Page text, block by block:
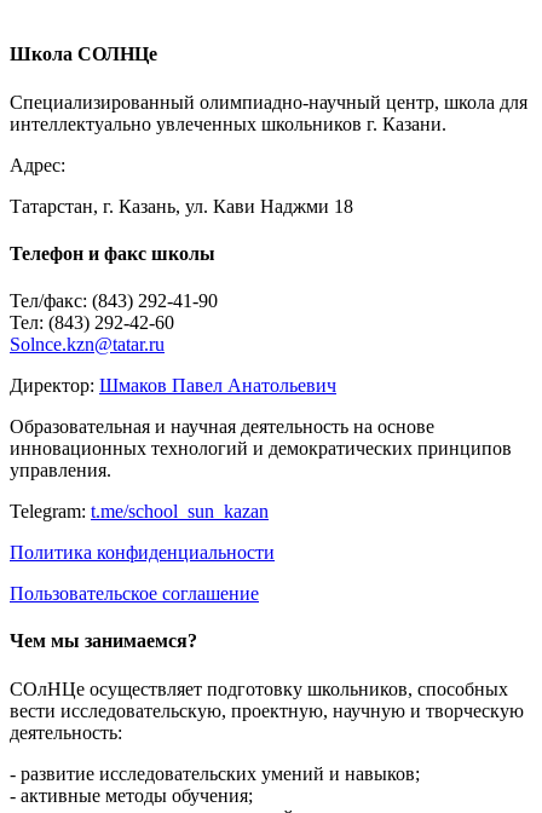
E-mail*
Сайт
Школа СОЛНЦе
Специализированный олимпиадно-научный центр, школа для
интеллектуально увлеченных школьников г. Казани.
Адрес:
Татарстан, г. Казань, ул. Кави Наджми 18
Телефон и факс школы
Тел/факс: (843) 292-41-90
Тел: (843) 292-42-60
Solnce.kzn@tatar.ru
Директор: Шмаков Павел Анатольевич
Образовательная и научная деятельность на основе
инновационных технологий и демократических принципов
управления.
Telegram: t.me/school_sun_kazan
Политика конфиденциальности
Пользовательское соглашение
Чем мы занимаемся?
СОлНЦе осуществляет подготовку школьников, способных
вести исследовательскую, проектную, научную и творческую
деятельность:
- развитие исследовательских умений и навыков;
- активные методы обучения;